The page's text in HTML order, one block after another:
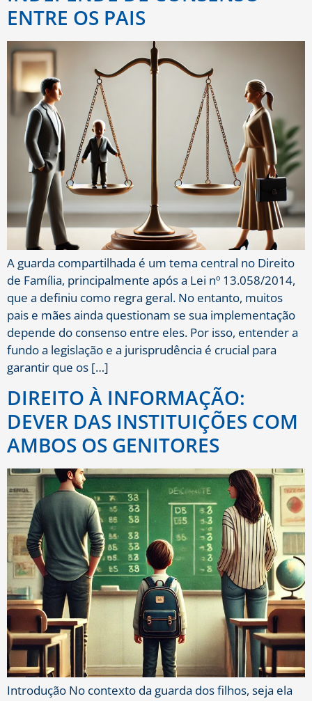
ENTRE OS PAIS
A guarda compartilhada é um tema central no Direito
de Família, principalmente após a Lei nº 13.058/2014,
que a definiu como regra geral. No entanto, muitos
pais e mães ainda questionam se sua implementação
depende do consenso entre eles. Por isso, entender a
fundo a legislação e a jurisprudência é crucial para
garantir que os […]
DIREITO À INFORMAÇÃO:
DEVER DAS INSTITUIÇÕES COM
AMBOS OS GENITORES
Introdução No contexto da guarda dos filhos, seja ela